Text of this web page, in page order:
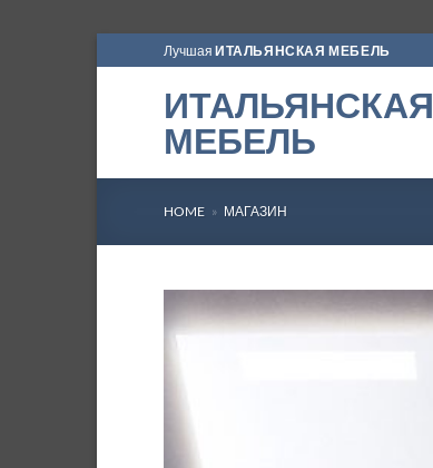
to
Лучшая ИТАЛЬЯНСКАЯ МЕБЕЛЬ
ИТАЛЬЯНСКАЯ
МЕБЕЛЬ
HOME » МАГАЗИН